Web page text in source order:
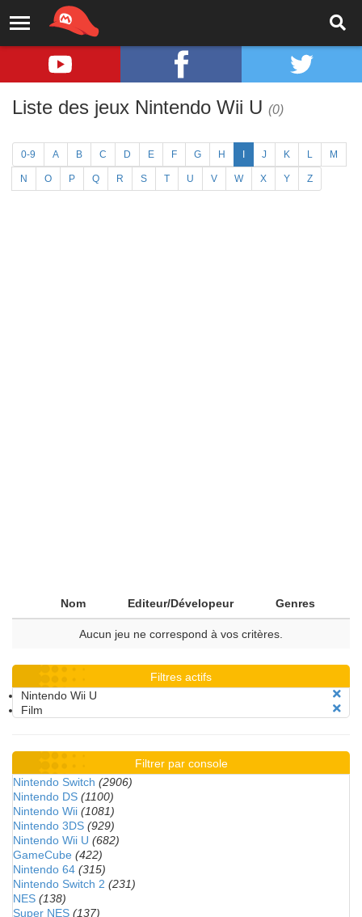
Liste des jeux Nintendo Wii U (0)
0-9 A B C D E F G H J K L M
N O P Q R S T U V W X Y Z
Nom Editeur/Dévelopeur Genres
Aucun jeu ne correspond à vos critères.
Filtres actifs
Nintendo Wii U
Film
Filtrer par console
Nintendo Switch (2906)
Nintendo DS (1100)
Nintendo Wii (1081)
Nintendo 3DS (929)
Nintendo Wii U (682)
GameCube (422)
Nintendo 64 (315)
Nintendo Switch 2 (231)
NES (138)
Super NES (137)